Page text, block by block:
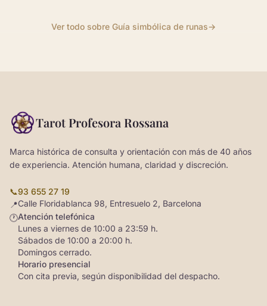
Ver todo sobre Guía simbólica de runas→
Tarot Profesora Rossana
Marca histórica de consulta y orientación con más de 40 años
de experiencia. Atención humana, claridad y discreción.
📞93 655 27 19
📍Calle Floridablanca 98, Entresuelo 2, Barcelona
🕐Atención telefónica
Lunes a viernes de 10:00 a 23:59 h.
Sábados de 10:00 a 20:00 h.
Domingos cerrado.
Horario presencial
Con cita previa, según disponibilidad del despacho.